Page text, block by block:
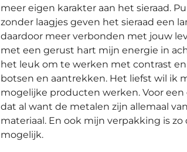
meer eigen karakter aan het sieraad.
zonder laagjes geven het sieraad een
daardoor meer verbonden met jouw
met een gerust hart mijn energie in
het leuk om te werken met contrast
botsen en aantrekken. Het liefst wil ik
mogelijke producten werken. Voor
dat al want de metalen zijn allemaal
materiaal. En ook mijn verpakking is zo
mogelijk.